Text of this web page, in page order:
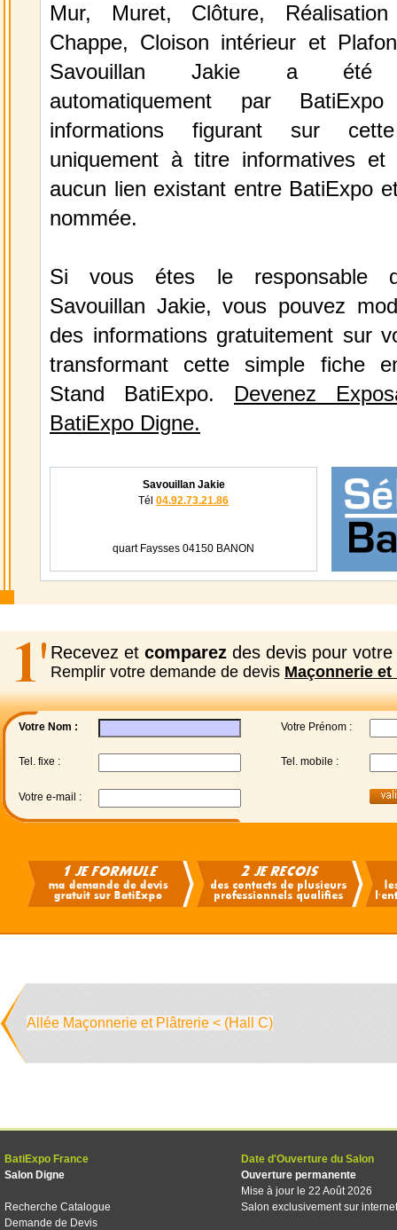
Mur, Muret, Clôture,
Chappe, Cloison intérieur et
Savouillan Jakie a été
automatiquement par
informations figurant sur
uniquement à titre informatives et
aucun lien existant entre BatiExpo
nommée.
Si vous étes le responsable
Savouillan Jakie, vous pouvez
des informations gratuitement sur
transformant cette simple fiche
Stand BatiExpo. Devenez
BatiExpo Digne.
Savouillan Jakie
Tél 04.92.73.21.86
quart Faysses 04150 BANON
Recevez et comparez des devis pour votre
Remplir votre demande de devis Maçonnerie et
Votre Nom : Votre Prénom :
Tel. fixe : Tel. mobile :
Votre e-mail :
Allée Maçonnerie et Plâtrerie < (Hall C)
BatiExpo France
Salon Digne
Recherche Catalogue
Demande de Devis
Date d'Ouverture du Salon
Ouverture permanente
Mise à jour le 22 Août 2026
Salon exclusivement sur internet